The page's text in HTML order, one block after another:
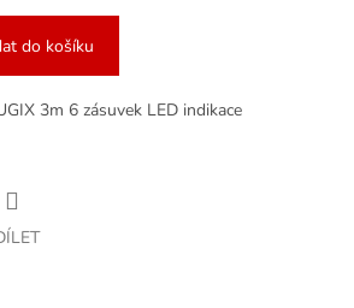
do košíku
3m 6 zásuvek LED indikace